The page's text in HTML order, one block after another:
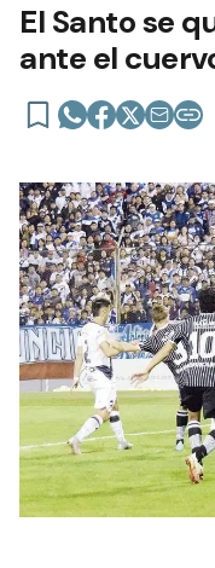
El Santo se
ante el